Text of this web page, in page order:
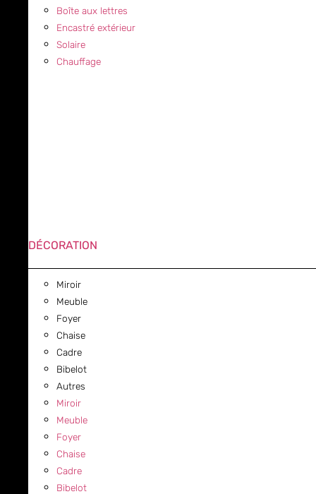
Boîte aux lettres
Encastré extérieur
Solaire
Chauffage
DÉCORATION
Miroir
Meuble
Foyer
Chaise
Cadre
Bibelot
Autres
Miroir
Meuble
Foyer
Chaise
Cadre
Bibelot